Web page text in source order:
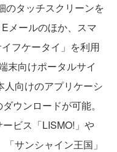
タッチスクリーンを
メールのほか、スマ
フケータイ」を利用
末向けポータルサイ
人向けのアプリケーシ
ウンロードが可能。
ビス「LISMO!」や
サンシャイン王国」